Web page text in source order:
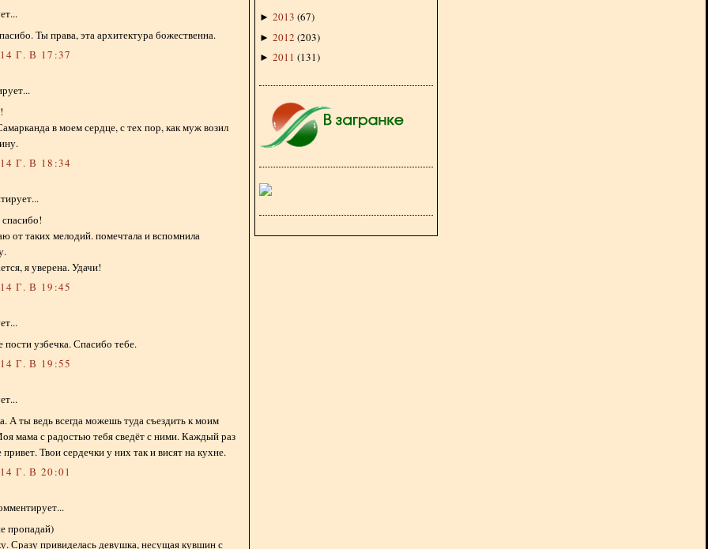
Ты права, эта архитектура божественна.
Г. В 17:37
в моем сердце, с тех пор, как муж возил
Г. В 18:34
от таких мелодий. помечтала и вспомнила
я уверена. Удачи!
Г. В 19:45
узбечка. Спасибо тебе.
Г. В 19:55
А ты ведь всегда можешь туда съездить к моим
мама с радостью тебя сведёт с ними. Каждый раз
привет. Твои сердечки у них так и висят на кухне.
Г. В 20:01
пропадай)
Сразу привиделась девушка, несущая кувшин с
► 2013 (67)
► 2012 (203)
► 2011 (131)